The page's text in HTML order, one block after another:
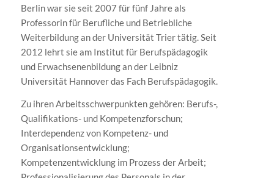
Berlin war sie seit 2007 für fünf Jahre als
Professorin für Berufliche und Betriebliche
Weiterbildung an der Universität Trier tätig. Seit
2012 lehrt sie am Institut für Berufspädagogik
und Erwachsenenbildung an der Leibniz
Universität Hannover das Fach Berufspädagogik.
Zu ihren Arbeitsschwerpunkten gehören: Berufs-,
Qualifikations- und Kompetenzforschun;
Interdependenz von Kompetenz- und
Organisationsentwicklung;
Kompetenzentwicklung im Prozess der Arbeit;